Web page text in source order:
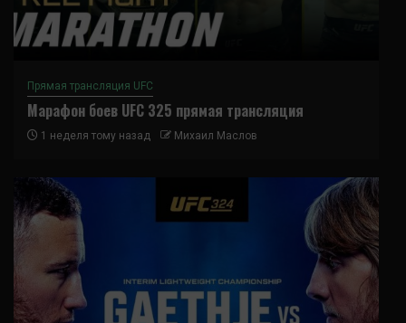
Прямая трансляция UFC
Марафон боев UFC 325 прямая трансляция
1 неделя тому назад Михаил Маслов